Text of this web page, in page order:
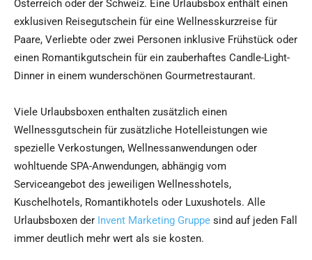
Österreich oder der Schweiz. Eine Urlaubsbox enthält einen
exklusiven Reisegutschein für eine Wellnesskurzreise für
Paare, Verliebte oder zwei Personen inklusive Frühstück oder
einen Romantikgutschein für ein zauberhaftes Candle-Light-
Dinner in einem wunderschönen Gourmetrestaurant.
Viele Urlaubsboxen enthalten zusätzlich einen
Wellnessgutschein für zusätzliche Hotelleistungen wie
spezielle Verkostungen, Wellnessanwendungen oder
wohltuende SPA-Anwendungen, abhängig vom
Serviceangebot des jeweiligen Wellnesshotels,
Kuschelhotels, Romantikhotels oder Luxushotels. Alle
Urlaubsboxen der Invent Marketing Gruppe sind auf jeden Fall
immer deutlich mehr wert als sie kosten.